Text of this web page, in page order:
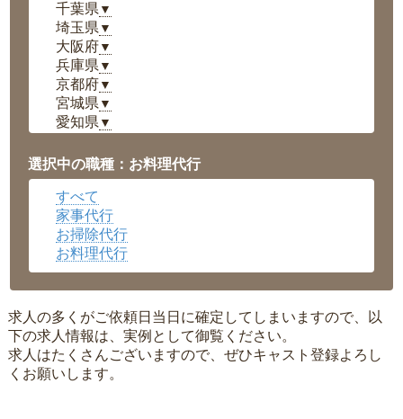
千葉県 ▼
埼玉県 ▼
大阪府▼
兵庫県 ▼
京都府▼
宮城県 ▼
愛知県 ▼
岡山県▼
広島県▼
沖縄県
選択中の職種：お料理代行
すべて
家事代行
お掃除代行
お料理代行
求人の多くがご依頼日当日に確定してしまいますので、以
下の求人情報は、実例として御覧ください。
求人はたくさんございますので、ぜひキャスト登録よろし
くお願いします。